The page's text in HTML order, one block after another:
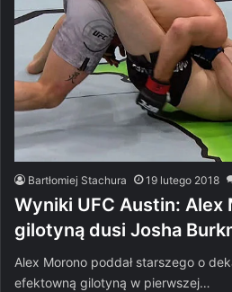
Bartłomiej Stachura 19 lutego 2018
Wyniki UFC Austin: Alex
gilotyną dusi Josha
Alex Morono poddał starszego o
efektowną gilotyną w pierwszej…